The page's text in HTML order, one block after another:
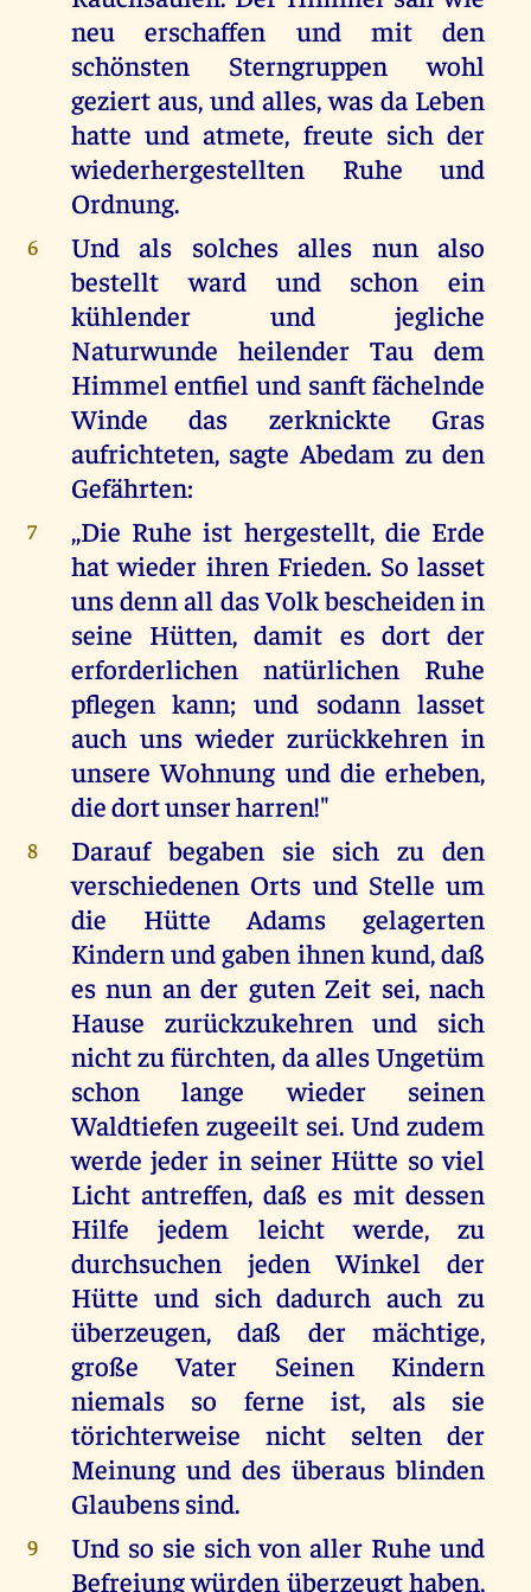
neu erschaffen und mit den
schönsten Sterngruppen wohl
geziert aus, und alles, was da Leben
hatte und atmete, freute sich der
wiederhergestellten Ruhe und
Ordnung.
6
Und als solches alles nun also
bestellt ward und schon ein
kühlender und jegliche
Naturwunde heilender Tau dem
Himmel entfiel und sanft fächelnde
Winde das zerknickte Gras
aufrichteten, sagte Abedam zu den
Gefährten:
7
,,Die Ruhe ist hergestellt, die Erde
hat wieder ihren Frieden. So lasset
uns denn all das Volk bescheiden in
seine Hütten, damit es dort der
erforderlichen natürlichen Ruhe
pflegen kann; und sodann lasset
auch uns wieder zurückkehren in
unsere Wohnung und die erheben,
die dort unser harren!"
8
Darauf begaben sie sich zu den
verschiedenen Orts und Stelle um
die Hütte Adams gelagerten
Kindern und gaben ihnen kund, daß
es nun an der guten Zeit sei, nach
Hause zurückzukehren und sich
nicht zu fürchten, da alles Ungetüm
schon lange wieder seinen
Waldtiefen zugeeilt sei. Und zudem
werde jeder in seiner Hütte so viel
Licht antreffen, daß es mit dessen
Hilfe jedem leicht werde, zu
durchsuchen jeden Winkel der
Hütte und sich dadurch auch zu
überzeugen, daß der mächtige,
große Vater Seinen Kindern
niemals so ferne ist, als sie
törichterweise nicht selten der
Meinung und des überaus blinden
Glaubens sind.
9
Und so sie sich von aller Ruhe und
Befreiung würden überzeugt haben,